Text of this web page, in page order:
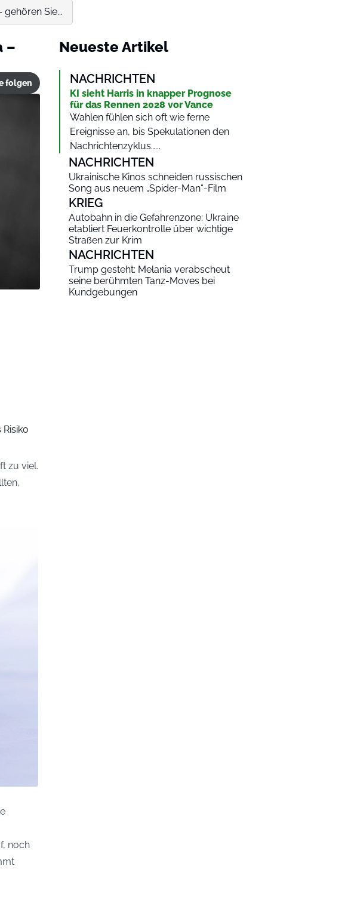
Sie...
–
folgen
zu viel.
noch
Neueste Artikel
NACHRICHTEN
KI sieht Harris in knapper Prognose
für das Rennen 2028 vor Vance
Wahlen fühlen sich oft wie ferne
Ereignisse an, bis Spekulationen den
Nachrichtenzyklus…...
NACHRICHTEN
Ukrainische Kinos schneiden russischen
Song aus neuem „Spider-Man“-Film
KRIEG
Autobahn in die Gefahrenzone: Ukraine
etabliert Feuerkontrolle über wichtige
Straßen zur Krim
NACHRICHTEN
Trump gesteht: Melania verabscheut
seine berühmten Tanz-Moves bei
Kundgebungen